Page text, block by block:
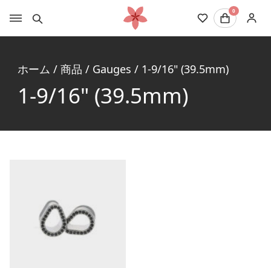
0
ホーム / 商品 / Gauges / 1-9/16" (39.5mm)
1-9/16" (39.5mm)